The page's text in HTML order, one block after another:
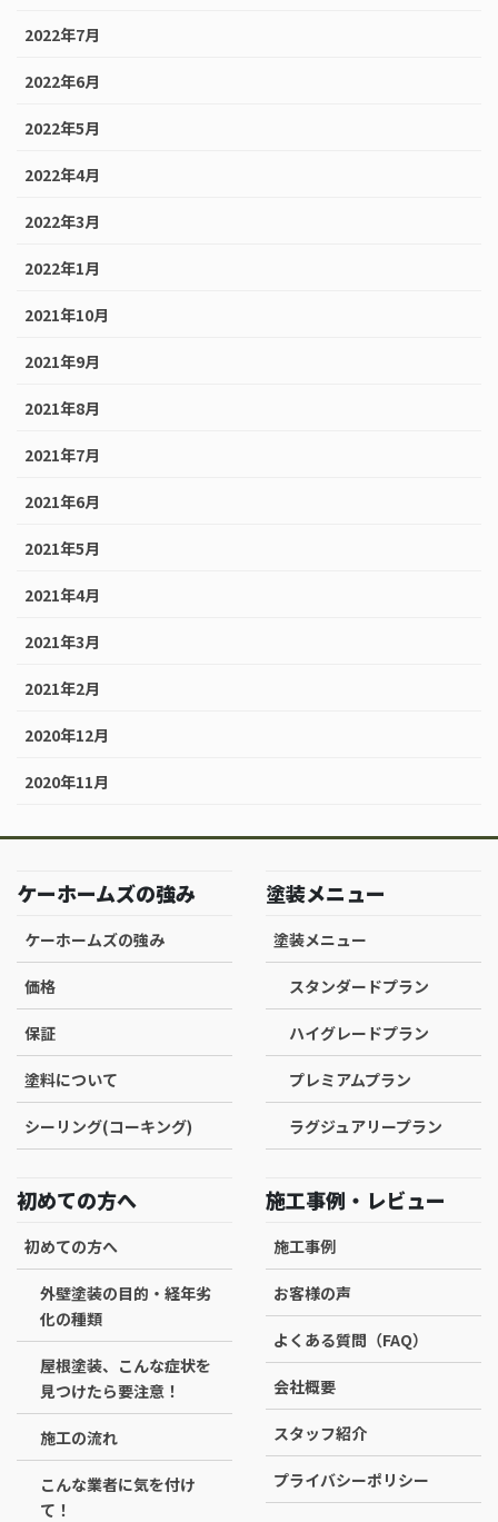
2022年7月
2022年6月
2022年5月
2022年4月
2022年3月
2022年1月
2021年10月
2021年9月
2021年8月
2021年7月
2021年6月
2021年5月
2021年4月
2021年3月
2021年2月
2020年12月
2020年11月
ケーホームズの強み
ケーホームズの強み
価格
保証
塗料について
シーリング(コーキング)
塗装メニュー
塗装メニュー
スタンダードプラン
ハイグレードプラン
プレミアムプラン
ラグジュアリープラン
初めての方へ
初めての方へ
外壁塗装の目的・経年劣
化の種類
屋根塗装、こんな症状を
見つけたら要注意！
施工の流れ
こんな業者に気を付け
て！
施工事例・レビュー
施工事例
お客様の声
よくある質問（FAQ）
会社概要
スタッフ紹介
プライバシーポリシー